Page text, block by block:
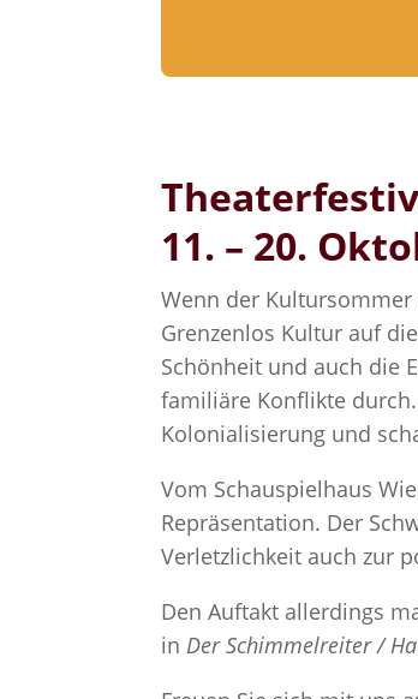
11. – 20.
Wenn der Kultursommer
Grenzenlos Kultur auf
Schönheit und auch die
familiäre Konflikte
Kolonialisierung und
Vom Schauspielhaus
Repräsentation. Der
Verletzlichkeit auch zur
Den Auftakt allerdings
in Der Schimmelreiter /